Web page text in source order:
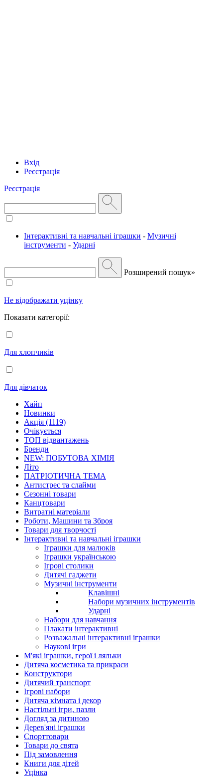
Вхід
Реєстрація
Реєстрація
Інтерактивні та навчальні іграшки - Музичні
інструменти - Ударні
Розширений пошук»
Не відображати уцінку
Показати категорії:
Для хлопчиків
Для дівчаток
Хайп
Новинки
Акція (1119)
Очікується
ТОП відвантажень
Бренди
NEW: ПОБУТОВА ХІМІЯ
Літо
ПАТРІОТИЧНА ТЕМА
Антистрес та слайми
Сезонні товари
Канцтовари
Витратні матеріали
Роботи, Машини та Зброя
Товари для творчості
Інтерактивні та навчальні іграшки
Іграшки для малюків
Іграшки українською
Ігрові столики
Дитячі гаджети
Музичні інструменти
Клавішні
Набори музичних інструментів
Ударні
Набори для навчання
Плакати інтерактивні
Розважальні інтерактивні іграшки
Наукові ігри
М'які іграшки, герої і ляльки
Дитяча косметика та прикраси
Конструктори
Дитячий транспорт
Ігрові набори
Дитяча кімната і декор
Настільні ігри, пазли
Догляд за дитиною
Дерев'яні іграшки
Спорттовари
Товари до свята
Під замовлення
Книги для дітей
Уцінка